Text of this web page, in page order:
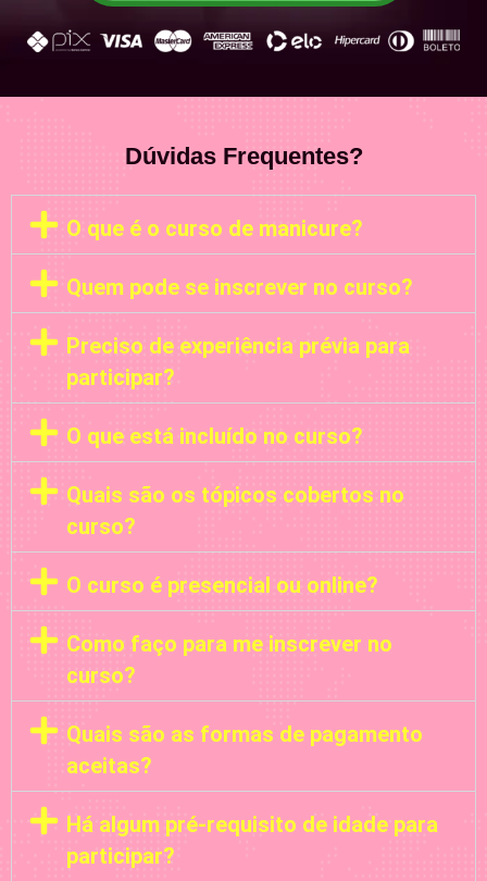
Dúvidas Frequentes?
O que é o curso de manicure?
Quem pode se inscrever no curso?
Preciso de experiência prévia para
participar?
O que está incluído no curso?
Quais são os tópicos cobertos no
curso?
O curso é presencial ou online?
Como faço para me inscrever no
curso?
Quais são as formas de pagamento
aceitas?
Há algum pré-requisito de idade para
participar?